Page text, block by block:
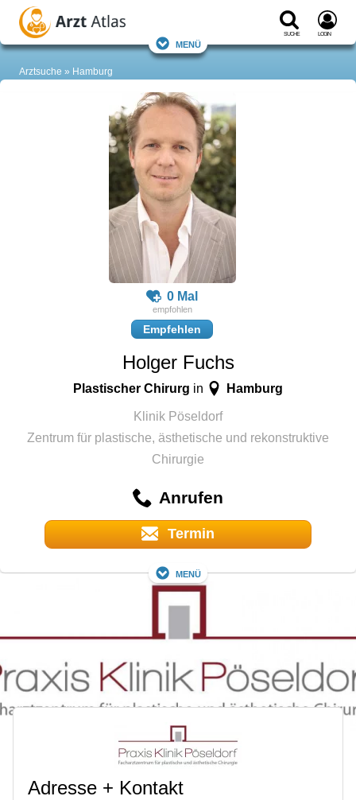
Suche Login
Menü
Arztsuche Hamburg
0 Mal
Empfehlen
Holger Fuchs
Plastischer Chirurg in Hamburg
Klinik Pöseldorf
Zentrum für plastische, ästhetische und rekonstruktive
Chirurgie
Anrufen
Termin
Menü
Adresse + Kontakt